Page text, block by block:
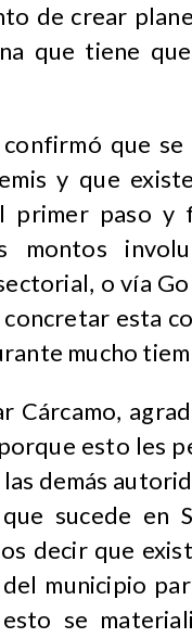
de crear
que tiene
que
y que
primer paso y
o vía
esta
mucho
Cárcamo,
esto les
demás
sucede en
decir que
municipio
se